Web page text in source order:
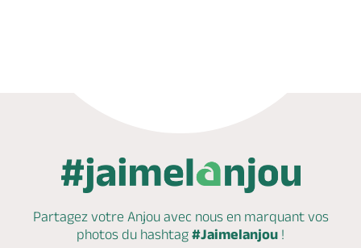
Partagez votre Anjou avec nous en marquantvos
photos du hashtag #Jaimelanjou !